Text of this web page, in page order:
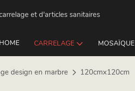
et d'articles sanitaires
HOME CARRELAGE MOSAÏQUE
design en marbre 120cmx120cm